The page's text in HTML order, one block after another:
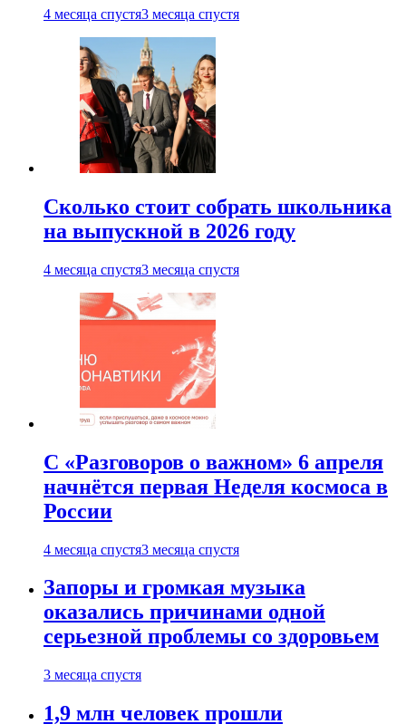
4 месяца спустя3 месяца спустя
Сколько стоит собрать школьника
на выпускной в 2026 году
4 месяца спустя3 месяца спустя
С «Разговоров о важном» 6 апреля
начнётся первая Неделя космоса в
России
4 месяца спустя3 месяца спустя
Запоры и громкая музыка
оказались причинами одной
серьезной проблемы со здоровьем
3 месяца спустя
1,9 млн человек прошли